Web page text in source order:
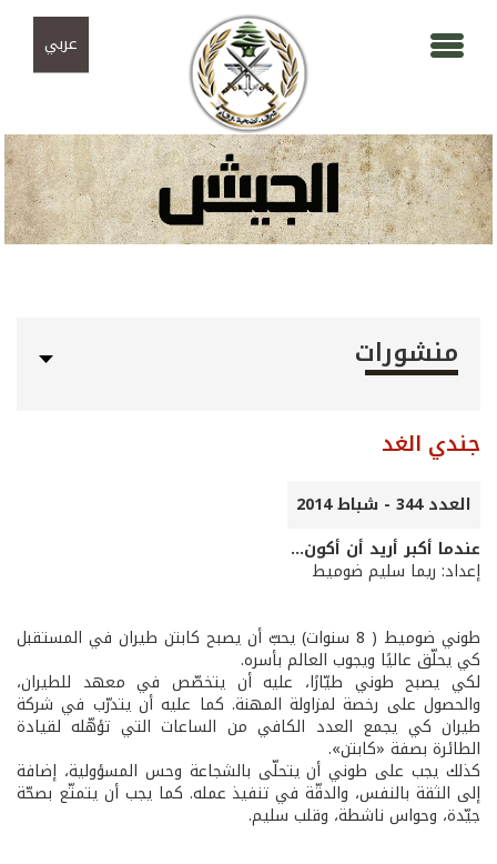
عربي
منشورات
جندي الغد
العدد 344 - شباط 2014
عندما أكبر أريد أن أكون...
إعداد: ريما سليم ضوميط
طوني ضوميط ( 8 سنوات) يحبّ أن يصبح كابتن طيران في المستقبل
كي يحلّق عاليًا ويجوب العالم بأسره.
لكي يصبح طوني طيّارًا، عليه أن يتخصّص في معهد للطيران،
والحصول على رخصة لمزاولة المهنة. كما عليه أن يتدرّب في شركة
طيران كي يجمع العدد الكافي من الساعات التي تؤهّله لقيادة
الطائرة بصفة «كابتن».
كذلك يجب على طوني أن يتحلّى بالشجاعة وحس المسؤولية، إضافة
إلى الثقة بالنفس، والدقّة في تنفيذ عمله. كما يجب أن يتمتّع بصحّة
جيّدة، وحواس ناشطة، وقلب سليم.